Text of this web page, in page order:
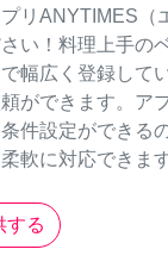
リANYTIMES（
い！料理上手の
幅広く登録して
ができます。ア
件設定ができる
軟に対応できます
する